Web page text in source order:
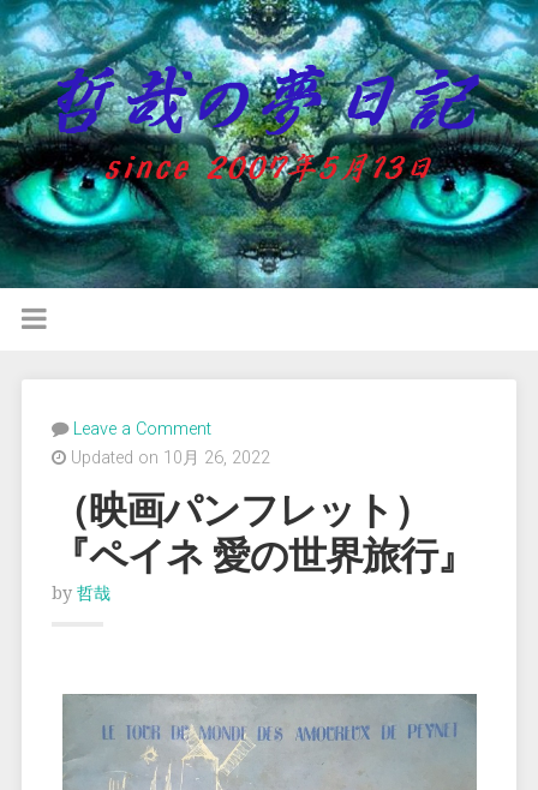
Leave a Comment
Updated on 10月 26, 2022
（映画パンフレット）
『ペイネ 愛の世界旅行』
by 哲哉